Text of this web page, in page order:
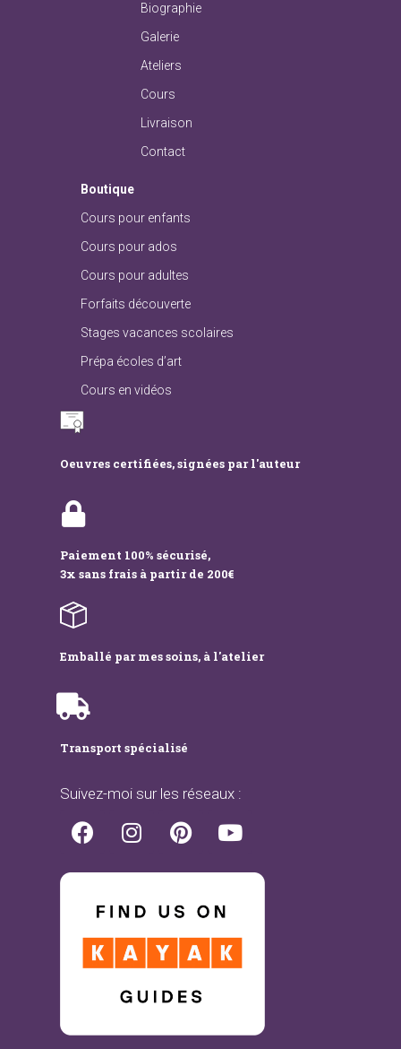
Biographie
Galerie
Ateliers
Cours
Livraison
Contact
Boutique
Cours pour enfants
Cours pour ados
Cours pour adultes
Forfaits découverte
Stages vacances scolaires
Prépa écoles d’art
Cours en vidéos
Oeuvres certifiées, signées par l'auteur
Paiement 100% sécurisé,
3x sans frais à partir de 200€
Emballé par mes soins, à l'atelier
Transport spécialisé
Suivez-moi sur les réseaux :